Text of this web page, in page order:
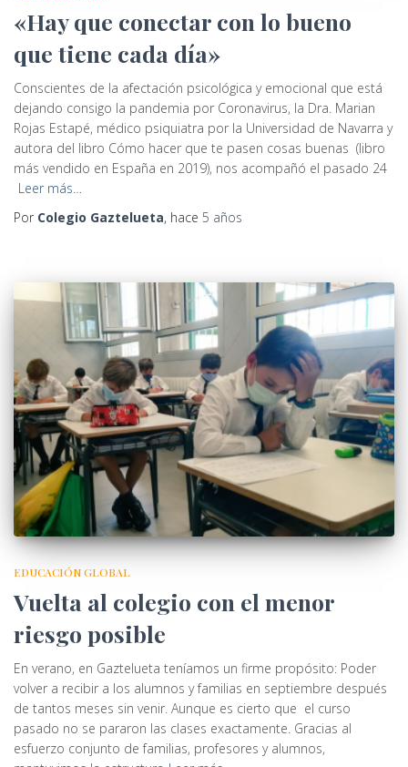
«Hay que conectar con lo bueno
que tiene cada día»
Conscientes de la afectación psicológica y emocional que está
dejando consigo la pandemia por Coronavirus, la Dra. Marian
Rojas Estapé, médico psiquiatra por la Universidad de Navarra y
autora del libro Cómo hacer que te pasen cosas buenas (libro
más vendido en España en 2019), nos acompañó el pasado 24
Leer más…
Por Colegio Gaztelueta, hace 5 años
EDUCACIÓN GLOBAL
Vuelta al colegio con el menor
riesgo posible
En verano, en Gaztelueta teníamos un firme propósito: Poder
volver a recibir a los alumnos y familias en septiembre después
de tantos meses sin venir. Aunque es cierto que el curso
pasado no se pararon las clases exactamente. Gracias al
esfuerzo conjunto de familias, profesores y alumnos,